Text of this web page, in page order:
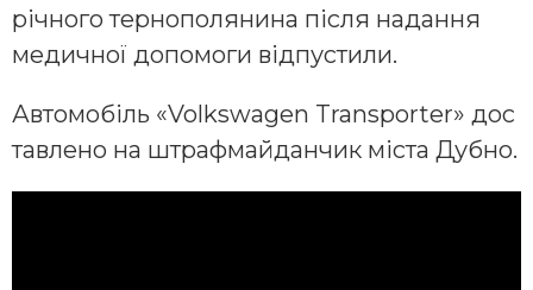
річного тернополянина після надання
медичної допомоги відпустили.
Автомобіль «Volkswagen Transporter» дос
тавлено на штрафмайданчик міста Дубно.